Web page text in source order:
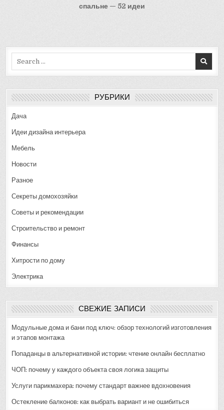
спальне — 52 идеи
РУБРИКИ
Дача
Идеи дизайна интерьера
Мебель
Новости
Разное
Секреты домохозяйки
Советы и рекомендации
Строительство и ремонт
Финансы
Хитрости по дому
Электрика
СВЕЖИЕ ЗАПИСИ
Модульные дома и бани под ключ: обзор технологий изготовления
и этапов монтажа
Попаданцы в альтернативной истории: чтение онлайн бесплатно
ЧОП: почему у каждого объекта своя логика защиты
Услуги парикмахера: почему стандарт важнее вдохновения
Остекление балконов: как выбрать вариант и не ошибиться